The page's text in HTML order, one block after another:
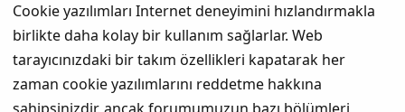
Cookie yazılımları Internet deneyimini hızlandırmakla
birlikte daha kolay bir kullanım sağlarlar. Web
tarayıcınızdaki bir takım özellikleri kapatarak her
zaman cookie yazılımlarını reddetme hakkına